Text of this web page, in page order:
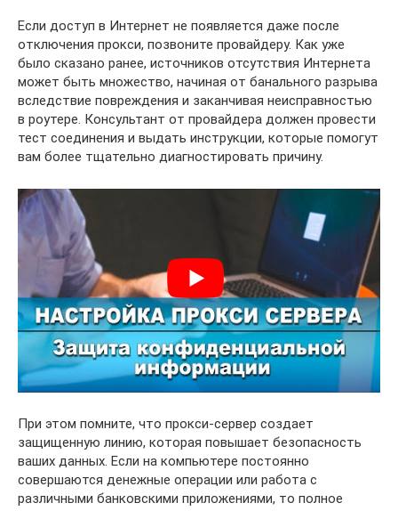
Если доступ в Интернет не появляется даже после
отключения прокси, позвоните провайдеру. Как уже
было сказано ранее, источников отсутствия Интернета
может быть множество, начиная от банального разрыва
вследствие повреждения и заканчивая неисправностью
в роутере. Консультант от провайдера должен провести
тест соединения и выдать инструкции, которые помогут
вам более тщательно диагностировать причину.
При этом помните, что прокси-сервер создает
защищенную линию, которая повышает безопасность
ваших данных. Если на компьютере постоянно
совершаются денежные операции или работа с
различными банковскими приложениями, то полное